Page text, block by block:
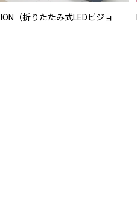
（折りたたみ式LEDビジョ